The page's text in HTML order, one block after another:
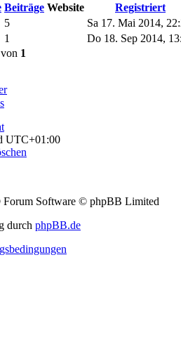
Beiträge Website
Registriert
5
Sa 17. Mai 2014,
1
Do 18. Sep 2014,
von 1
UTC+01:00
Software © phpBB Limited
durch phpBB.de